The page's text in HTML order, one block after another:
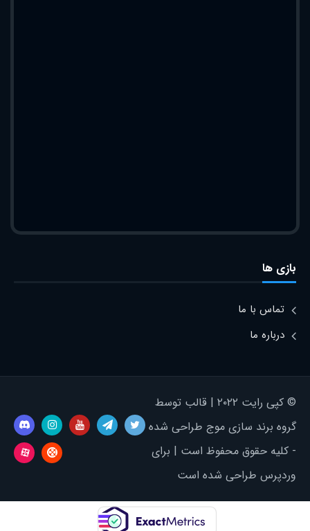
بازی ها
تماس با ما
درباره ما
© کپی رایت ۲۰۲۲ | قالب توسط
گروه برند سازی موج طراحی شده
- کلیه حقوق محفوظ است | برای
وردپرس طراحی شده است